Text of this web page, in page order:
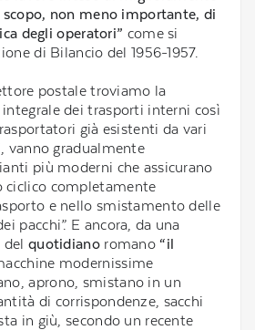
non meno importante, di
degli operatori” come si
di Bilancio del 1956-1957.
postale troviamo la
integrale dei trasporti interni così
già esistenti da vari
gradualmente
più moderni che assicurano
ciclico completamente
e nello smistamento delle
pacchi”. E ancora, da una
del quotidianoromano“il
modernissime
aprono, smistano in un
di corrispondenze, sacchi
in giù, secondo un recente